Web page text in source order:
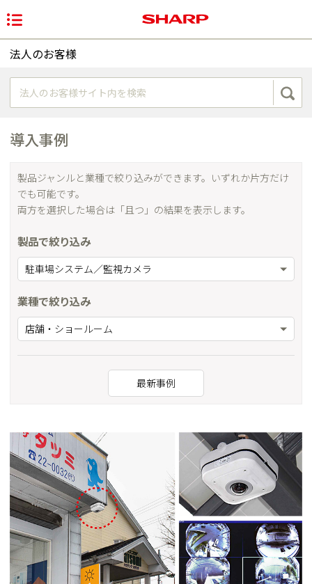
法人のお客様
導入事例
製品ジャンルと業種で絞り込みができます。いずれか片方だけ
でも可能です。
両方を選択した場合は「且つ」の結果を表示します。
製品で絞り込み
駐車場システム／監視カメラ
業種で絞り込み
店舗・ショールーム
最新事例